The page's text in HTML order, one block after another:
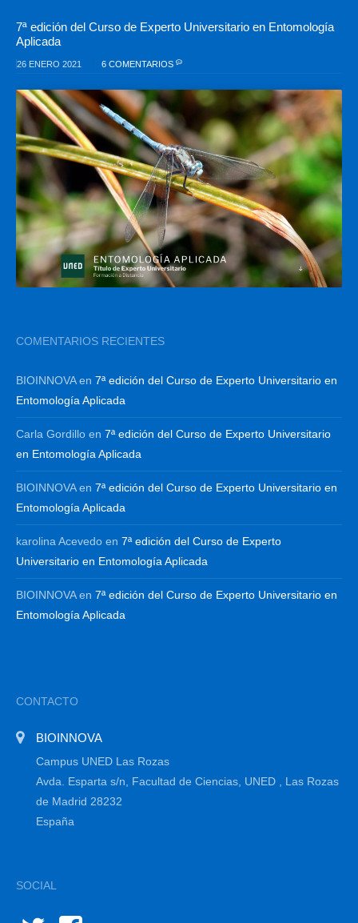
7ª edición del Curso de Experto Universitario en Entomología
Aplicada
26 ENERO 2021 6 COMENTARIOS
COMENTARIOS RECIENTES
BIOINNOVAen 7ª edición del Curso de Experto Universitario en
Entomología Aplicada
Carla Gordillo en 7ª edición del Curso de Experto Universitario
en Entomología Aplicada
BIOINNOVAen 7ª edición del Curso de Experto Universitario en
Entomología Aplicada
karolina Acevedo en 7ª edición del Curso de Experto
Universitario en Entomología Aplicada
BIOINNOVAen 7ª edición del Curso de Experto Universitario en
Entomología Aplicada
CONTACTO
BIOINNOVA
Campus UNED Las Rozas
Avda. Esparta s/n, Facultad de Ciencias, UNED , Las Rozas
de Madrid 28232
España
SOCIAL